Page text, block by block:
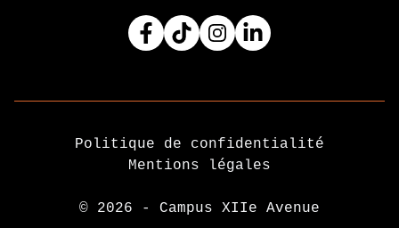
Facebook
TiktokInstagram
Linkedin
Politique de confidentialité
Mentions légales
© 2026 - Campus XIIe Avenue